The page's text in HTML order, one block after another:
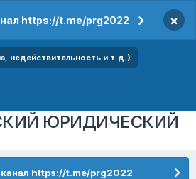
https://t.me/prg2022 ×
недействительность и т.д.)
ЮРИДИЧЕСКИЙ
https://t.me/prg2022